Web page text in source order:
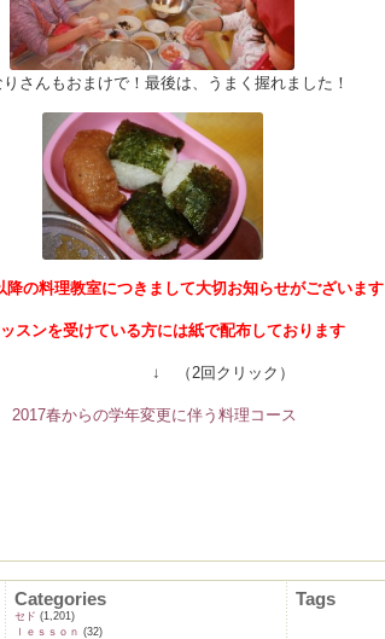
りさんもおまけで！最後は、うまく握れました！
降の料理教室につきまして大切お知らせがございます
スンを受けている方には紙で配布しております
↓ （2回クリック）
2017春からの学年変更に伴う料理コース
Categories
セド (1,201)
ｌｅｓｓｏｎ (32)
Tags